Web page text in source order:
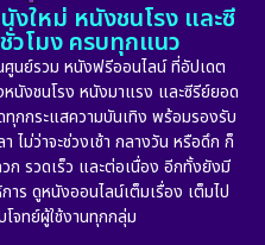
ใหม่ หนังชนโรง และซี
วโมง ครบทุกแนว
นย์รวม หนังฟรีออนไลน์ ที่อัปเดต
นังชนโรง หนังมาแรง และซีรีย์ยอด
ทุกกระแสความบันเทิง พร้อมรองรับ
ไม่ว่าจะช่วงเช้า กลางวัน หรือดึก ก็
ก รวดเร็ว และต่อเนื่อง อีกทั้งยังมี
ร ดูหนังออนไลน์เต็มเรื่อง เต็มไป
จทย์ผู้ใช้งานทุกกลุ่ม